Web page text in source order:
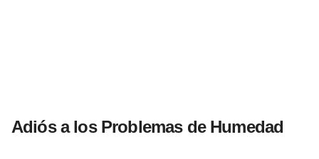
Adiós a los Problemas de Humedad